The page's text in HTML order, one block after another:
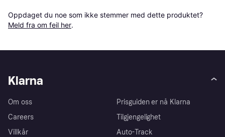
Oppdaget du noe som ikke stemmer med dette produktet?
Meld fra om feil her.
Klarna
Om oss
Careers
Villkår
Prisguiden er nå Klarna
Tilgjengelighet
Auto-Track